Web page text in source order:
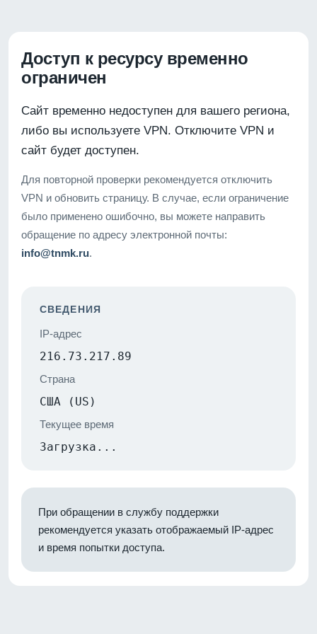
Доступ к ресурсу временно
ограничен
Сайт временно недоступен для вашего региона,
либо вы используете VPN. Отключите VPN и
сайт будет доступен.
Для повторной проверки рекомендуется отключить
VPN и обновить страницу. В случае, если ограничение
было применено ошибочно, вы можете направить
обращение по адресу электронной почты:
info@tnmk.ru.
СВЕДЕНИЯ
IP-адрес
216.73.217.89
Страна
США (US)
Текущее время
Загрузка...
При обращении в службу поддержки
рекомендуется указать отображаемый IP-адрес
и время попытки доступа.